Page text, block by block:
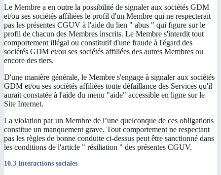
Le Membre a en outre la possibilité de signaler aux sociétés GDM
et/ou ses sociétés affiliées le profil d'un Membre qui ne respecterait
pas les présentes CGUV à l'aide du lien " abus " qui figure sur le
profil de chacun des Membres inscrits. Le Membre s'interdit tout
comportement illégal ou constitutif d'une fraude à l'égard des
sociétés GDM et/ou ses sociétés affiliées des autres Membres ou
encore des tiers.
D'une manière générale, le Membre s'engage à signaler aux sociétés
GDM et/ou ses sociétés affiliées toute défaillance des Services qu'il
aurait constatée à l'aide du menu "aide" accessible en ligne sur le
Site Internet.
La violation par un Membre de l’une quelconque de ces obligations
constitue un manquement grave. Tout comportement ne respectant
pas les règles de bonne conduite ci-dessus peut être sanctionné dans
les conditions de l'article " résiliation " des présentes CGUV.
10.3 Interactions sociales